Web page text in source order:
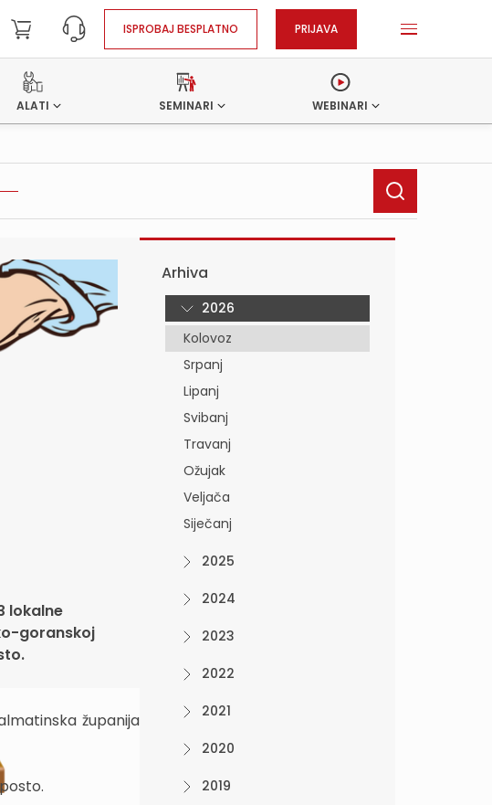
ISPROBAJ BESPLATNO PRIJAVA
ALATI SEMINARI WEBINARI
lokalne
goranskoj
županija
Arhiva
2026
Kolovoz
Srpanj
Lipanj
Svibanj
Travanj
Ožujak
Veljača
Siječanj
2025
2024
2023
2022
2021
2020
2019